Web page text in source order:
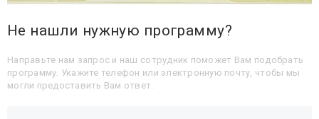
Не нашли нужную программу?
Направьте нам запрос и наш сотрудник поможет Вам подобрать
программу. Укажите телефон или электронную почту, чтобы мы
могли предоставить Вам ответ.